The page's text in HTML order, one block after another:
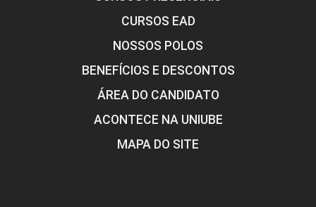
CURSOS EAD
NOSSOS POLOS
BENEFÍCIOS E DESCONTOS
ÁREA DO CANDIDATO
ACONTECE NA UNIUBE
MAPA DO SITE